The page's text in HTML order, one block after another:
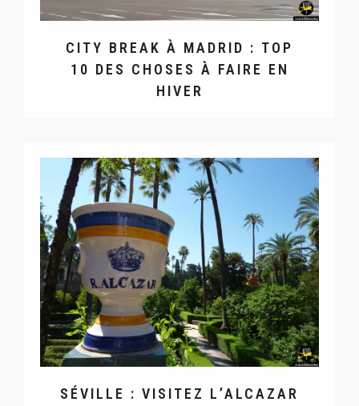
CITY BREAK À MADRID : TOP
10 DES CHOSES À FAIRE EN
HIVER
SÉVILLE : VISITEZ L’ALCAZAR